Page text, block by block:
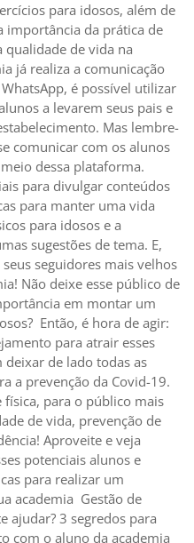
para idosos, além de
importância da prática de
qualidade de vida na
já realiza a comunicação
é possível utilizar
a levarem seus pais e
Mas lembre-
comunicar com os alunos
dessa plataforma.
para divulgar conteúdos
para manter uma vida
para idosos e a
sugestões de tema. E,
seguidores mais velhos
Não deixe esse público de
em montar um
Então, é hora de agir:
para atrair esses
deixar de lado todas as
a prevenção da Covid-19.
física, para o público mais
de vida, prevenção de
Aproveite e veja
potenciais alunos e
para realizar um
academia Gestão de
ajudar? 3 segredos para
com o aluno da academia